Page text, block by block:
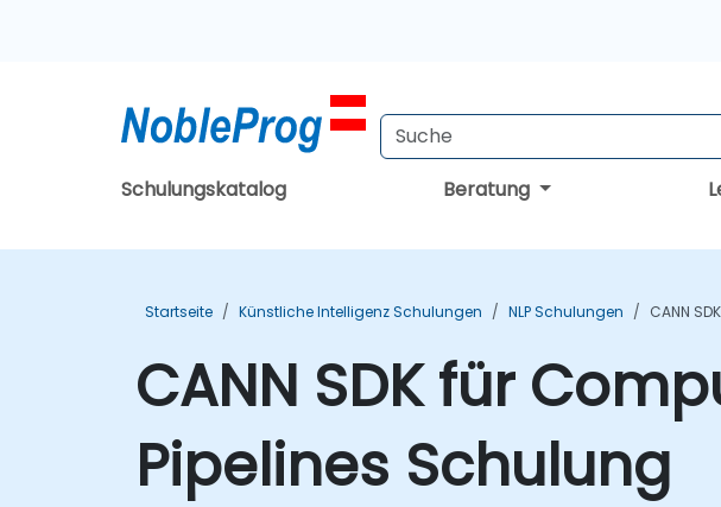
Schulungskatalog Beratung
Startseite Künstliche Intelligenz Schulungen NLP Schulungen CANN
CANN SDK für
Pipelines Schulung